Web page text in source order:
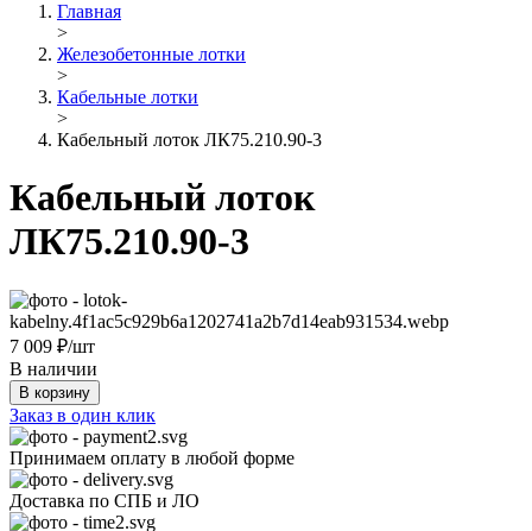
Главная
>
Железобетонные лотки
>
Кабельные лотки
>
Кабельный лоток ЛК75.210.90-3
Кабельный лоток
ЛК75.210.90-3
7 009 ₽/шт
В наличии
В корзину
Заказ в один клик
Принимаем оплату в любой форме
Доставка по СПБ и ЛО